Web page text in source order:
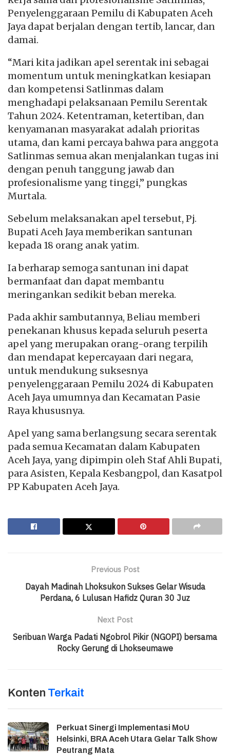
Penyelenggaraan Pemilu di Kabupaten Aceh
Jaya dapat berjalan dengan tertib, lancar, dan
damai.
“Mari kita jadikan apel serentak ini sebagai
momentum untuk meningkatkan kesiapan
dan kompetensi Satlinmas dalam
menghadapi pelaksanaan Pemilu Serentak
Tahun 2024. Ketentraman, ketertiban, dan
kenyamanan masyarakat adalah prioritas
utama, dan kami percaya bahwa para anggota
Satlinmas semua akan menjalankan tugas ini
dengan penuh tanggung jawab dan
profesionalisme yang tinggi,” pungkas
Murtala.
Sebelum melaksanakan apel tersebut, Pj.
Bupati Aceh Jaya memberikan santunan
kepada 18 orang anak yatim.
Ia berharap semoga santunan ini dapat
bermanfaat dan dapat membantu
meringankan sedikit beban mereka.
Pada akhir sambutannya, Beliau memberi
penekanan khusus kepada seluruh peserta
apel yang merupakan orang-orang terpilih
dan mendapat kepercayaan dari negara,
untuk mendukung suksesnya
penyelenggaraan Pemilu 2024 di Kabupaten
Aceh Jaya umumnya dan Kecamatan Pasie
Raya khususnya.
Apel yang sama berlangsung secara serentak
pada semua Kecamatan dalam Kabupaten
Aceh Jaya, yang dipimpin oleh Staf Ahli Bupati,
para Asisten, Kepala Kesbangpol, dan Kasatpol
PP Kabupaten Aceh Jaya.
Previous Post
Dayah Madinah Lhoksukon Sukses Gelar Wisuda
Perdana, 6 Lulusan Hafidz Quran 30 Juz
Next Post
Seribuan Warga Padati Ngobrol Pikir (NGOPI) bersama
Rocky Gerung di Lhokseumawe
Konten Terkait
Perkuat Sinergi Implementasi MoU
Helsinki, BRA Aceh Utara Gelar Talk Show
Peutrang Mata